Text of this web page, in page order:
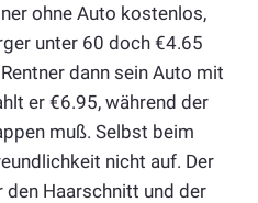
ohne Auto kostenlos,
unter 60 doch €4.65
dann sein Auto mit
er €6.95, während der
muß. Selbst beim
nicht auf. Der
den Haarschnitt und der